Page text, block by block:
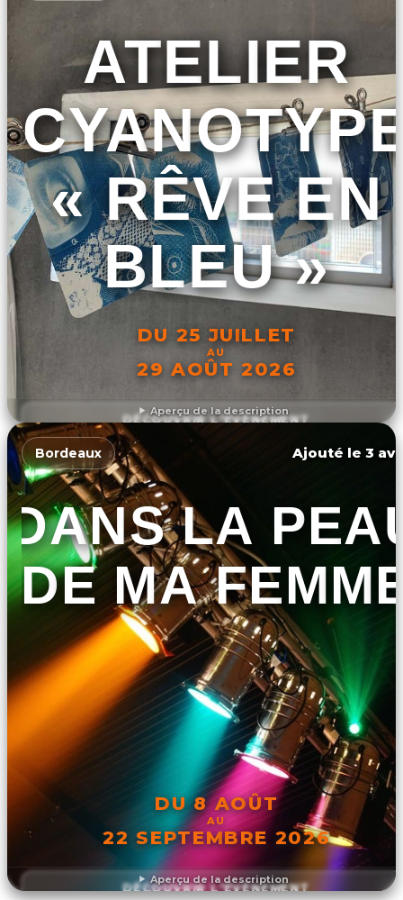
Aperçu de la description
ATELIER
« RÊVE EN
BLEU »
DU 25 JUILLET
AU
29 AOÛT 2026
DÉCOUVRIR L'ÉVÉNEMENT
Aperçu de la description
Bordeaux Ajouté le 3
DANS LA
DE MA
DU 8 AOÛT
AU
22 SEPTEMBRE 2026
DÉCOUVRIR L'ÉVÉNEMENT